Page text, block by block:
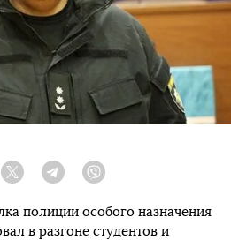
Twitter Telegram
полиции особого назначения
в разгоне студентов и